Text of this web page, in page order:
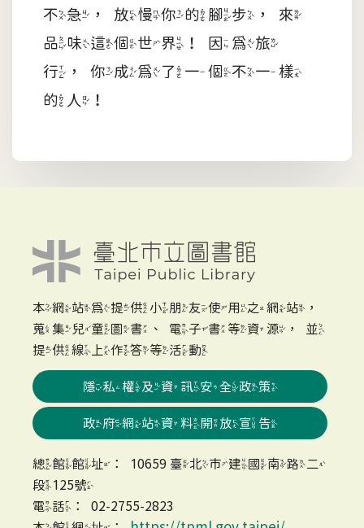
不急，放慢你的腳步，來
品味這個世界！因為旅
行，你成為了一個不一樣
的人！
本網站為提供小朋友使用之網站，
蒐集兒童圖書、電子書等資源，並
提供線上作答等活動
隱私權及資訊安全政策
政府網站資料開放宣告
總館館址：10659 臺北市建國南路二
段125號
電話：02-2755-2823